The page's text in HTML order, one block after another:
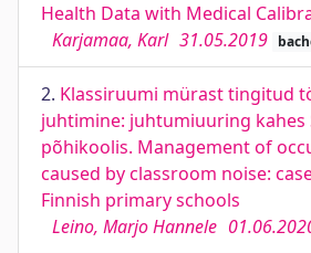
Health Data with Medical
Karjamaa, Karl 31.05.2019
2. Klassiruumi mürast tingitud
juhtimine: juhtumiuuring kahes
põhikoolis. Management of
caused by classroom noise:
Finnish primary schools
Leino, Marjo Hannele